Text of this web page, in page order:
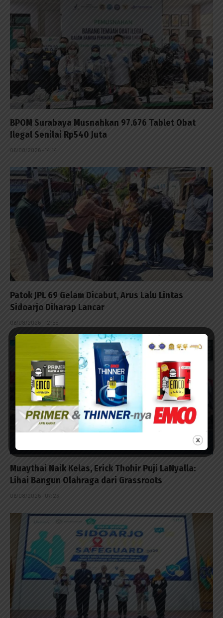
BPOM Surabaya Musnahkan 97.676 Tablet Obat
Ilegal Senilai Rp540 Juta
06/08/2026 - 14:14
Patok JPL 69 Gelam Dicabut, Arus Lalu Lintas
Sidoarjo Diharap Lancar
06/08/2026 - 12:55
Muaythai Naik Kelas, Erick Thohir Puji LaNyalla:
Lihai Bangun Olahraga dari Grassroots
06/08/2026 - 07:23